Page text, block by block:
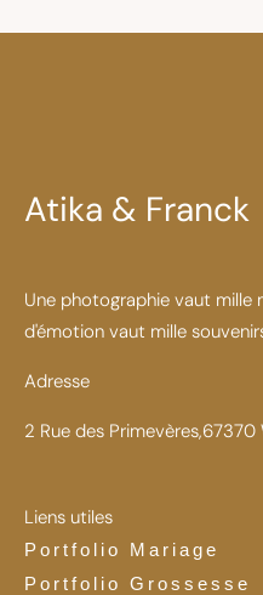
Atika & Franck
Une photographie vaut mille
d'émotion vaut mille
Adresse
2 Rue des
Liens utiles
Portfolio Mariage
Portfolio Grossesse